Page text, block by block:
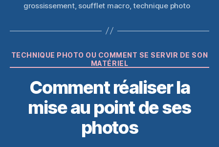
grossissement, soufflet macro,technique photo
Catégories
TECHNIQUE PHOTO OU COMMENT SE SERVIR DE SON
MATÉRIEL
Comment réaliser la
mise au point de ses
photos